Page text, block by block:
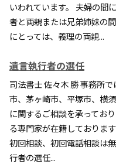
いわれています。 夫婦の間
者と両親または兄弟姉妹の
にとっては、義理の両親...
遺言執行者の選任
司法書士 佐々木 勝 事務所で
市、茅ヶ崎市、平塚市、横
に関するご相談を承ってお
る専門家が在籍しておりま
初回相談、初回電話相談は
行者の選任...